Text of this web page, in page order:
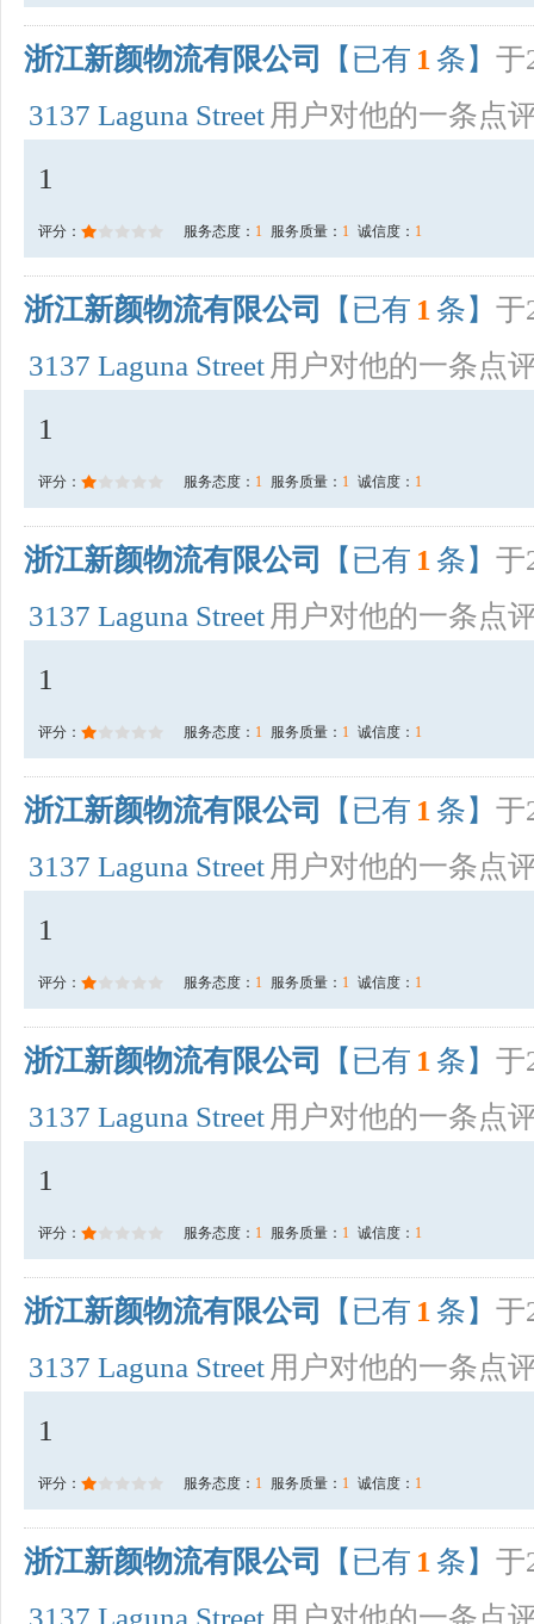
浙江新颜物流有限公司 【已有 1 条】 于
3137 Laguna Street 用户对他的一条点
1
评分： 服务态度： 1 服务质量： 1 诚信度： 1
浙江新颜物流有限公司 【已有 1 条】 于
3137 Laguna Street 用户对他的一条点
1
评分： 服务态度： 1 服务质量： 1 诚信度： 1
浙江新颜物流有限公司 【已有 1 条】 于
3137 Laguna Street 用户对他的一条点
1
评分： 服务态度： 1 服务质量： 1 诚信度： 1
浙江新颜物流有限公司 【已有 1 条】 于
3137 Laguna Street 用户对他的一条点
1
评分： 服务态度： 1 服务质量： 1 诚信度： 1
浙江新颜物流有限公司 【已有 1 条】 于
3137 Laguna Street 用户对他的一条点
1
评分： 服务态度： 1 服务质量： 1 诚信度： 1
浙江新颜物流有限公司 【已有 1 条】 于
3137 Laguna Street 用户对他的一条点
1
评分： 服务态度： 1 服务质量： 1 诚信度： 1
浙江新颜物流有限公司 【已有 1 条】 于
3137 Laguna Street 用户对他的一条点